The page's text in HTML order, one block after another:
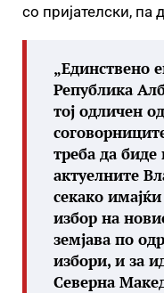
со пријателски, па
„Единствено
Република
тој одличен
треба да биде
актуелните
секако
избор на
земјава по
избори, и за
Северна